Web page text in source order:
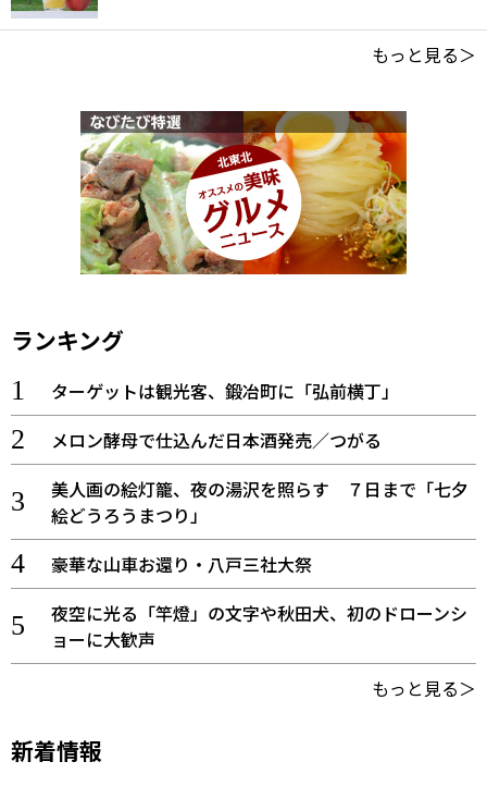
もっと見る＞
ランキング
ターゲットは観光客、鍛冶町に「弘前横丁」
メロン酵母で仕込んだ日本酒発売／つがる
美人画の絵灯籠、夜の湯沢を照らす ７日まで「七夕
絵どうろうまつり」
豪華な山車お還り・八戸三社大祭
夜空に光る「竿燈」の文字や秋田犬、初のドローンシ
ョーに大歓声
もっと見る＞
新着情報